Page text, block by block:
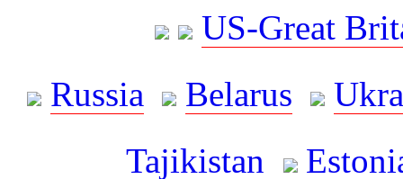
US-Great
Russia
Belarus
Tajikistan